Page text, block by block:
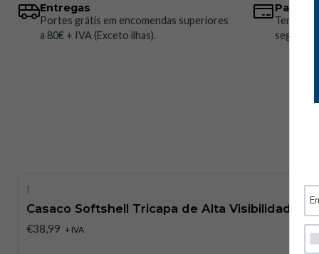
Entregas
Portes grátis em encomendas superiores
a 80€ + IVA (Exceto ilhas).
Temos
seguros
|
Casaco Softshell Tricapa de Alta Visibilidade
€38,99 + IVA